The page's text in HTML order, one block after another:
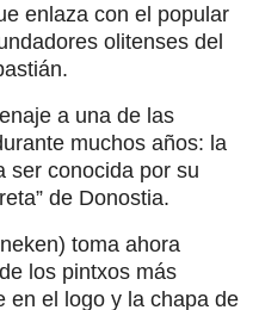
enlaza con el popular
olitenses del
a una de las
muchos años: la
ser conocida por su
de Donostia.
toma ahora
los pintxos más
en el logo y la chapa de